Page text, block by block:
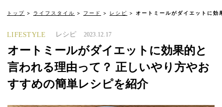
トップ ライフスタイル フード レシピ オートミールがダイエットに
LIFESTYLE レシピ 2023.12.17
オートミールがダイエットに効果的と
言われる理由って？ 正しいやり方やお
すすめの簡単レシピを紹介